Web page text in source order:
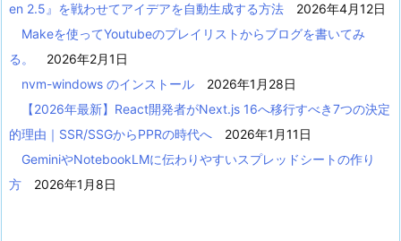
en 2.5』を戦わせてアイデアを自動生成する方法
2026年4月12日
Makeを使ってYoutubeのプレイリストからブログを書いてみ
る。
2026年2月1日
nvm-windows のインストール
2026年1月28日
【2026年最新】React開発者がNext.js 16へ移行すべき7つの決定
的理由｜SSR/SSGからPPRの時代へ
2026年1月11日
GeminiやNotebookLMに伝わりやすいスプレッドシートの作り
方
2026年1月8日